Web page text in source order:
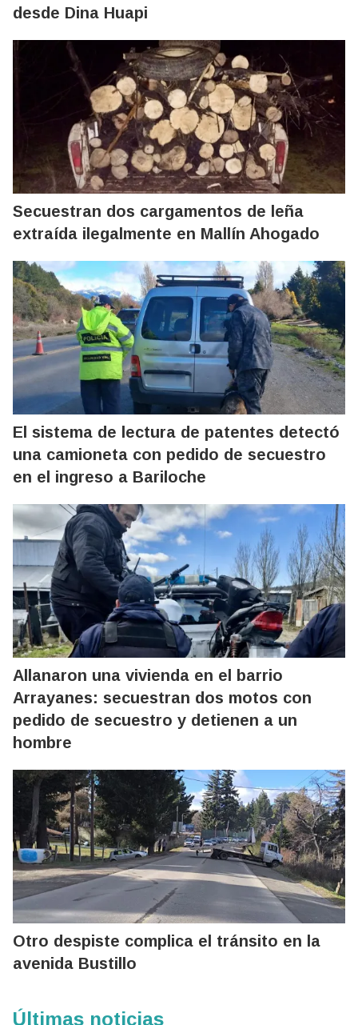
desde Dina Huapi
Secuestran dos cargamentos de leña
extraída ilegalmente en Mallín Ahogado
El sistema de lectura de patentes detectó
una camioneta con pedido de secuestro
en el ingreso a Bariloche
Allanaron una vivienda en el barrio
Arrayanes: secuestran dos motos con
pedido de secuestro y detienen a un
hombre
Otro despiste complica el tránsito en la
avenida Bustillo
Últimas noticias